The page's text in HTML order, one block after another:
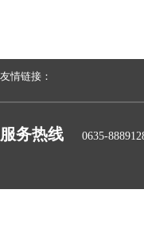
友情链接：
服务热线 0635-